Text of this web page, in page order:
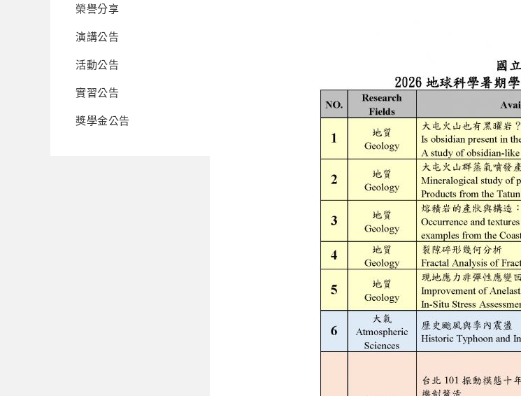
榮譽分享
演講公告
活動公告
實習公告
獎學金公告